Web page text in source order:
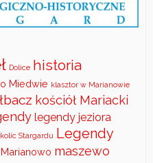
Dolice historia
Miedwie klasztor w Marianowie
kościół Mariacki
legendy jeziora
Stargardu Legendy
Marianowo maszewo